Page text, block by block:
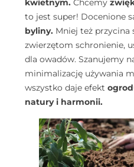
to jest super! Docenione
byliny. Mniej też przycina
zwierzętom schronienie,
dla owadów. Szanujemy
minimalizację używania
wszystko daje efekt
natury i harmonii.